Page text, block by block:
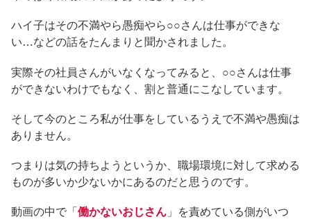
ハイ子はその不満やら愚痴やら○○さんは仕事ができな
い…などの話をたんまりと聞かされました。
実際その社員さんがいなくなってみると、○○さんは仕事
ができないわけでもなく、割と普通にこなしています。
そして今のところ私が仕事をしているうえで不満や愚痴は
ありません。
つまりは気の持ちようというか、職場環境に対して求める
ものが多いか少ないかにあるのだと思うのです。
動画の中で「 働かないおじさん 」を責めている側がいつ